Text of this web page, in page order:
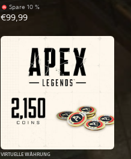
Münzen
Spare 10 %
€99,99
VIRTUELLE WÄHRUNG